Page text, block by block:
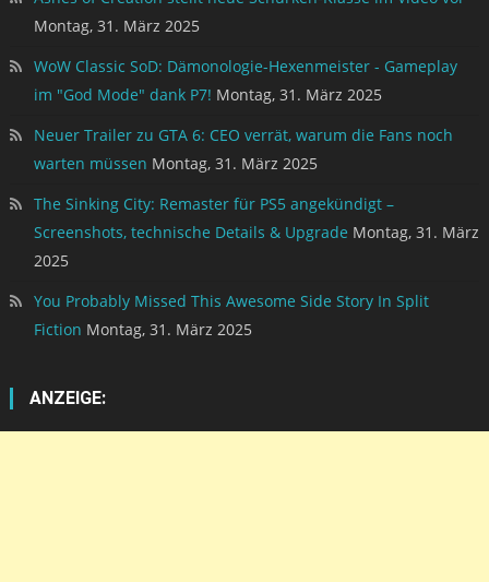
Montag, 31. März 2025
WoW Classic SoD: Dämonologie-Hexenmeister - Gameplay
im "God Mode" dank P7! Montag, 31. März 2025
Neuer Trailer zu GTA 6: CEO verrät, warum die Fans noch
warten müssen Montag, 31. März 2025
The Sinking City: Remaster für PS5 angekündigt –
Screenshots, technische Details & Upgrade Montag, 31. März
2025
You Probably Missed This Awesome Side Story In Split
Fiction Montag, 31. März 2025
ANZEIGE: